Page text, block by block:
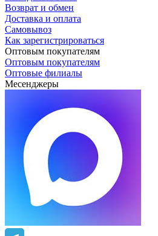
Возврат и обмен
Доставка и оплата
Самовывоз
Как зарегистрироваться
Оптовым покупателям
Оптовым покупателям
Оптовые филиалы
Месенджеры